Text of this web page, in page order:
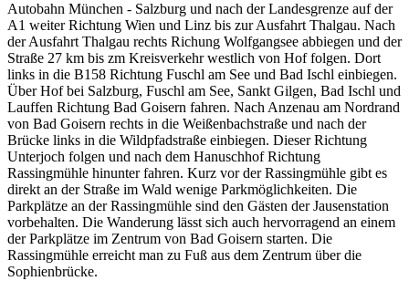
Autobahn München - Salzburg und nach der Landesgrenze auf der
A1 weiter Richtung Wien und Linz bis zur Ausfahrt Thalgau. Nach
der Ausfahrt Thalgau rechts Richung Wolfgangsee abbiegen und der
Straße 27 km bis zm Kreisverkehr westlich von Hof folgen. Dort
links in die B158 Richtung Fuschl am See und Bad Ischl einbiegen.
Über Hof bei Salzburg, Fuschl am See, Sankt Gilgen, Bad Ischl und
Lauffen Richtung Bad Goisern fahren. Nach Anzenau am Nordrand
von Bad Goisern rechts in die Weißenbachstraße und nach der
Brücke links in die Wildpfadstraße einbiegen. Dieser Richtung
Unterjoch folgen und nach dem Hanuschhof Richtung
Rassingmühle hinunter fahren. Kurz vor der Rassingmühle gibt es
direkt an der Straße im Wald wenige Parkmöglichkeiten. Die
Parkplätze an der Rassingmühle sind den Gästen der Jausenstation
vorbehalten. Die Wanderung lässt sich auch hervorragend an einem
der Parkplätze im Zentrum von Bad Goisern starten. Die
Rassingmühle erreicht man zu Fuß aus dem Zentrum über die
Sophienbrücke.